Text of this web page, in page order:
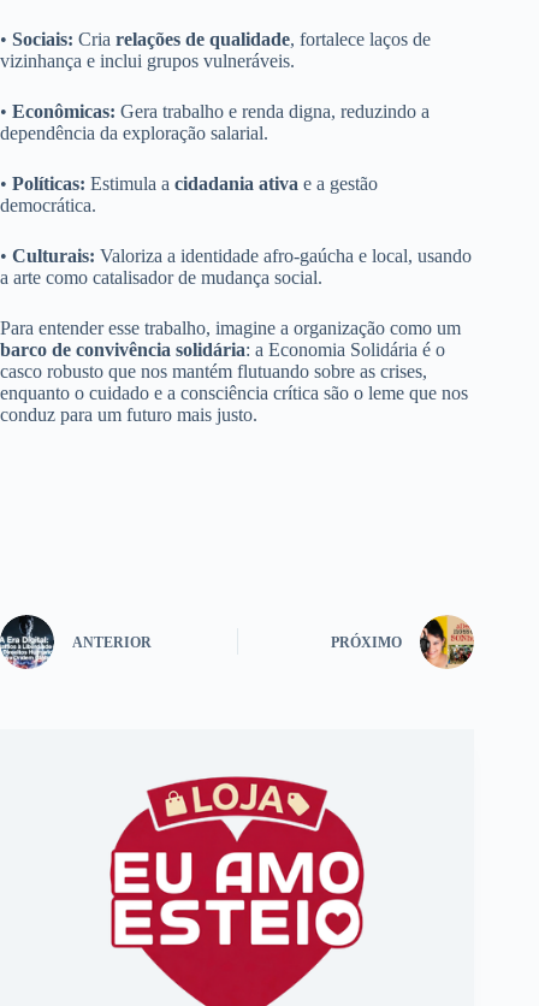
• Sociais: Cria relações de qualidade, fortalece laços de
vizinhança e inclui grupos vulneráveis.
• Econômicas: Gera trabalho e renda digna, reduzindo a
dependência da exploração salarial.
• Políticas: Estimula a cidadania ativa e a gestão
democrática.
• Culturais: Valoriza a identidade afro-gaúcha e local, usando
a arte como catalisador de mudança social.
Para entender esse trabalho, imagine a organização como um
barco de convivência solidária: a Economia Solidária é o
casco robusto que nos mantém flutuando sobre as crises,
enquanto o cuidado e a consciência crítica são o leme que nos
conduz para um futuro mais justo.
ANTERIOR PRÓXIMO